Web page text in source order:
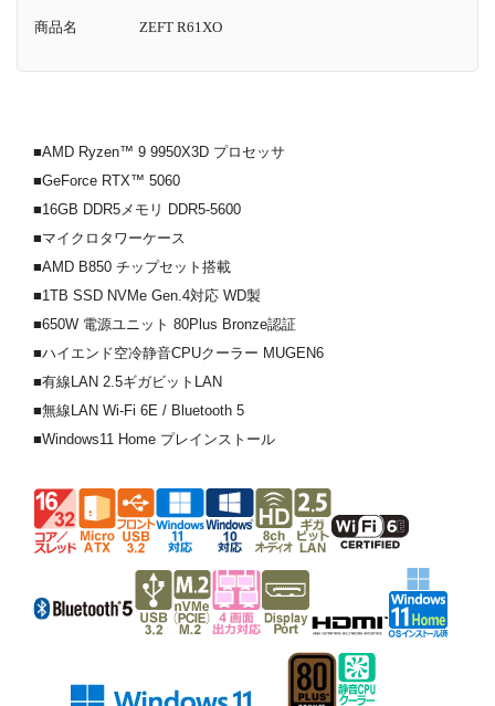
商品名 ZEFT R61XO
■AMD Ryzen™ 9 9950X3D プロセッサ
■GeForce RTX™ 5060
■16GB DDR5メモリ DDR5-5600
■マイクロタワーケース
■AMD B850 チップセット搭載
■1TB SSD NVMe Gen.4対応 WD製
■650W 電源ユニット 80Plus Bronze認証
■ハイエンド空冷静音CPUクーラー MUGEN6
■有線LAN 2.5ギガビットLAN
■無線LAN Wi-Fi 6E / Bluetooth 5
■Windows11 Home プレインストール